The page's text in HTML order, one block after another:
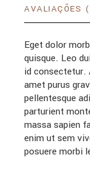
AVALIAÇÕES
Eget dolor
quisque. Leo
id consectetur.
amet purus
pellentesque
parturient
massa sapien
enim ut sem
posuere morbi